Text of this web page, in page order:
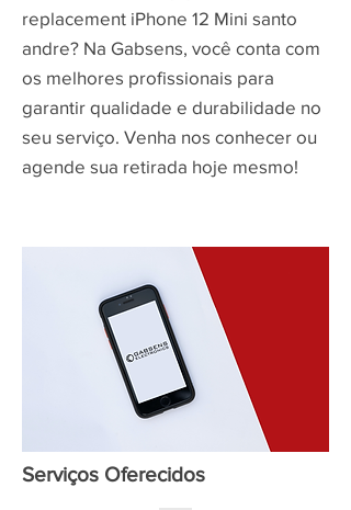
replacement iPhone 12 Mini santo
andre? Na Gabsens, você conta com
os melhores profissionais para
garantir qualidade e durabilidade no
seu serviço. Venha nos conhecer ou
agende sua retirada hoje mesmo!
Serviços Oferecidos